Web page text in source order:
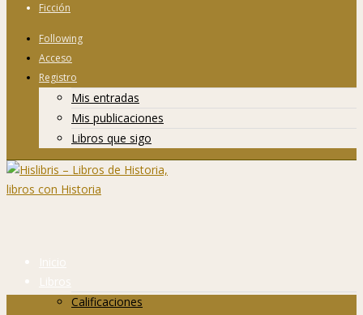
Ficción
Following
Acceso
Registro
Mis entradas
Mis publicaciones
Libros que sigo
Inicio
Libros
Calificaciones